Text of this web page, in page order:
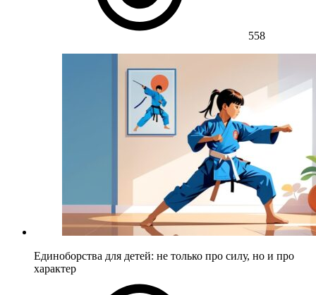
558
Единоборства для детей: не только про силу, но и про
характер